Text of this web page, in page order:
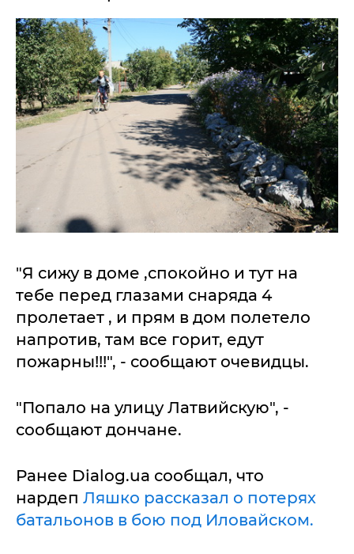
"Я сижу в доме ,спокойно и тут на
тебе перед глазами снаряда 4
пролетает , и прям в дом полетело
напротив, там все горит, едут
пожарны!!!", - сообщают очевидцы.
"Попало на улицу Латвийскую", -
сообщают дончане.
Ранее Dialog.ua сообщал, что
нардеп Ляшко рассказал о потерях
батальонов в бою под Иловайском.